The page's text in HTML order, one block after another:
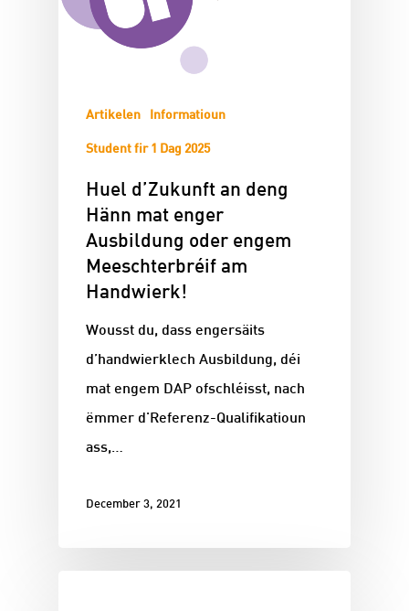
Artikelen Informatioun
Student fir 1 Dag 2025
Huel d’Zukunft an deng
Hänn mat enger
Ausbildung oder engem
Meeschterbréif am
Handwierk!
Wousst du, dass engersäits
d’handwierklech Ausbildung, déi
mat engem DAP ofschléisst, nach
ëmmer d'Referenz-Qualifikatioun
ass,…
December 3, 2021